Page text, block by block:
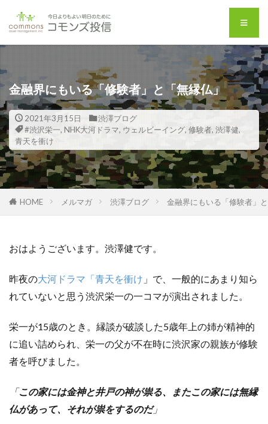
金融界にもいる「修験者」と「無縁仏」
2021年3月15日
渋澤ブログ
#渋沢栄一, NHK大河ドラマ, ウェルビーイング, 修験者, 渋澤健,
青天を衝け
HOME メルマガ 渋澤ブログ 金融界にもいる「修験者」
おはようございます。渋澤健です。
昨夜の大河ドラマ「青天を衝け 」で、一般的にあまり知ら
れていないと思う渋沢栄一の一コマが演出されました。
栄一が15歳のとき。縁談が破談した5歳年上の姉が精神的
に追い詰められ、栄一の父が不在時に渋沢家の親族が修験
者を呼びました。
「この家には金神と井戸の神が祟る、またこの家には無縁
仏があって、それが祟をするのだ」